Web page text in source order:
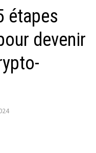
étapes
devenir